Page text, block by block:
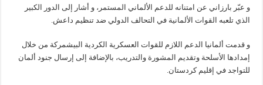
و عبّر بارزاني عن امتنانه للدعم الألماني المستمر، و أشار إلى الدور الكبير
الذي تلعبه القوات الألمانية في التحالف الدولي ضد تنظيم داعش.
و قدمت ألمانيا الدعم اللازم للقوات العسكرية الكردية البيشمركة من خلال
إمدادها الأسلحة وتقديم المشورة والتدريب، بالإضافة إلى إرسال جنود ألمان
للتواجد في إقليم كردستان.